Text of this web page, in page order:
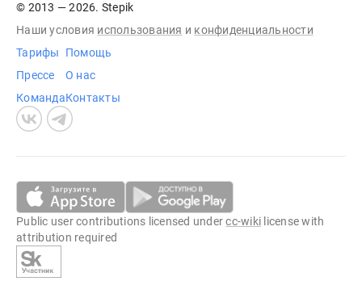
© 2013 — 2026. Stepik
Наши условия использования и конфиденциальности
Тарифы
Прессе
Команда
Помощь
О нас
Контакты
Public user contributions licensed undercc-wiki license with
attribution required